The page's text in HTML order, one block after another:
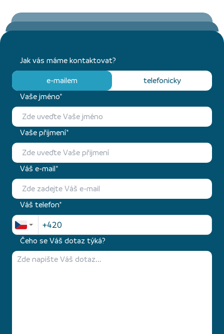
Jak vás máme kontaktovat?
e-mailem
telefonicky
Vaše jméno*
Vaše přijmení*
Váš e-mail*
Váš telefon*
Čeho se Váš dotaz týká?